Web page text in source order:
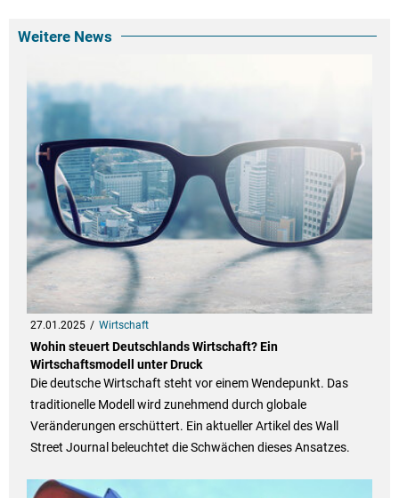
Weitere News
27.01.2025 Wirtschaft
Wohin steuert Deutschlands Wirtschaft? Ein
Wirtschaftsmodell unter Druck
Die deutsche Wirtschaft steht vor einem Wendepunkt. Das
traditionelle Modell wird zunehmend durch globale
Veränderungen erschüttert. Ein aktueller Artikel des Wall
Street Journal beleuchtet die Schwächen dieses Ansatzes.